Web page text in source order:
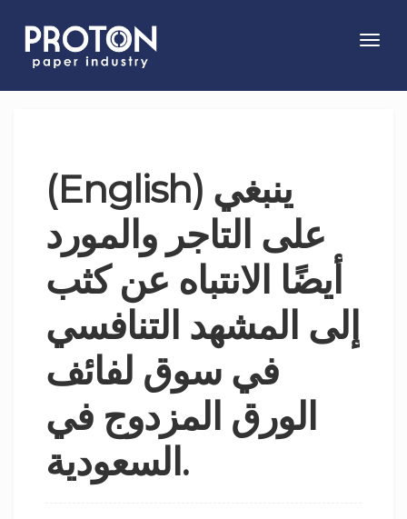
(English) ينبغي
على التاجر والمورد
أيضًا الانتباه عن كثب
إلى المشهد التنافسي
في سوق لفائف
الورق المزدوج في
السعودية.